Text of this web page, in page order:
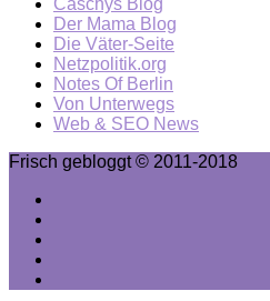
Caschys Blog
Der Mama Blog
Die Väter-Seite
Netzpolitik.org
Notes Of Berlin
Von Unterwegs
Web & SEO News
Frisch gebloggt © 2011-2018